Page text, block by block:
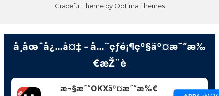
Graceful Theme by Optima Themes